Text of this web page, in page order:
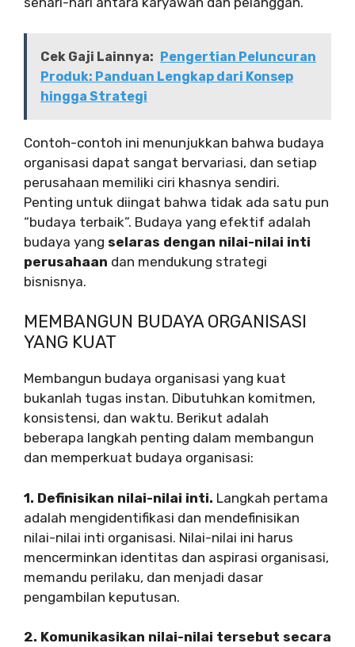
Cek Gaji Lainnya: Pengertian Peluncuran
Produk: Panduan Lengkap dari Konsep
hingga Strategi
Contoh-contoh ini menunjukkan bahwa budaya
organisasi dapat sangat bervariasi, dan setiap
perusahaan memiliki ciri khasnya sendiri.
Penting untuk diingat bahwa tidak ada satu pun
“budaya terbaik”. Budaya yang efektif adalah
budaya yang selaras dengan nilai-nilai inti
perusahaan dan mendukung strategi
bisnisnya.
MEMBANGUN BUDAYA ORGANISASI
YANG KUAT
Membangun budaya organisasi yang kuat
bukanlah tugas instan. Dibutuhkan komitmen,
konsistensi, dan waktu. Berikut adalah
beberapa langkah penting dalam membangun
dan memperkuat budaya organisasi:
1. Definisikan nilai-nilai inti. Langkah pertama
adalah mengidentifikasi dan mendefinisikan
nilai-nilai inti organisasi. Nilai-nilai ini harus
mencerminkan identitas dan aspirasi organisasi,
memandu perilaku, dan menjadi dasar
pengambilan keputusan.
2. Komunikasikan nilai-nilai tersebut secara